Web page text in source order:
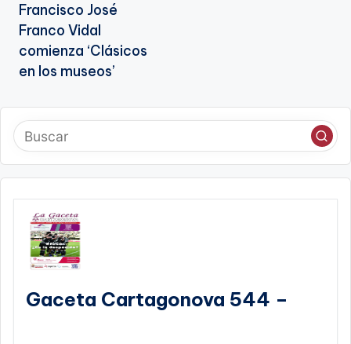
Francisco José
Franco Vidal
comienza ‘Clásicos
en los museos’
Gaceta Cartagonova 544 –